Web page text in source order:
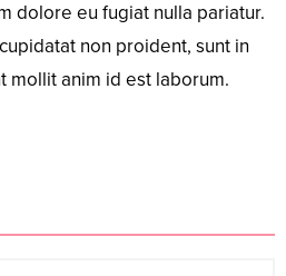
dolore eu fugiat nulla pariatur.
non proident, sunt in
mollit anim id est laborum.